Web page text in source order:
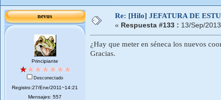
nevus
Principiante
Desconectado
Registro:27/Ene/2011~14:21
Mensajes: 557
Re: [Hilo] JEFATURA DE
« Respuesta #133 : 13/Sep/
¿Hay que meter en séneca los nuevos
Gracias.